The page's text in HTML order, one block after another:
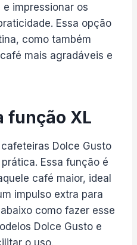
impressionar os
Essa opção
como também
mais agradáveis e
função XL
Dolce Gusto
Essa função é
café maior, ideal
impulso extra para
como fazer esse
Dolce Gusto e
o uso.